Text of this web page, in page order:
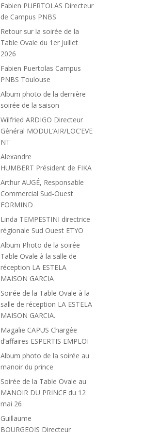
Fabien PUERTOLAS Directeur
de Campus PNBS
Retour sur la soirée de la
Table Ovale du 1er Juillet
2026
Fabien Puertolas Campus
PNBS Toulouse
Album photo de la dernière
soirée de la saison
Wilfried ARDIGO Directeur
Général MODUL’AIR/LOC’EVE
NT
Alexandre
HUMBERT Président de FIKA
Arthur AUGÉ, Responsable
Commercial Sud-Ouest
FORMIND
Linda TEMPESTINI directrice
régionale Sud Ouest ETYO
Album Photo de la soirée
Table Ovale à la salle de
réception LA ESTELA
MAISON GARCIA
Soirée de la Table Ovale à la
salle de réception LA ESTELA
MAISON GARCIA.
Magalie CAPUS Chargée
d’affaires ESPERTIS EMPLOI
Album photo de la soirée au
manoir du prince
Soirée de la Table Ovale au
MANOIR DU PRINCE du 12
mai 26
Guillaume
BOURGEOIS Directeur